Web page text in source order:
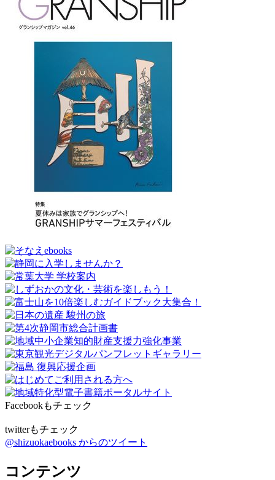
Facebookもチェック
twitterもチェック
@shizuokaebooks からのツイート
コンテンツ